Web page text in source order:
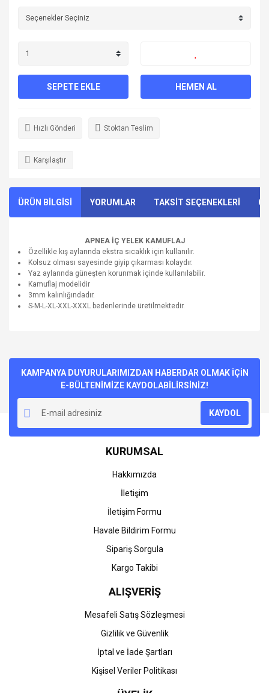
SEPETE EKLE HEMEN AL
Hızlı Gönderi Stoktan Teslim
Karşılaştır
ÜRÜN BİLGİSİ YORUMLAR TAKSİT SEÇENEKLERİ
APNEA İÇ YELEK KAMUFLAJ
Özellikle kış aylarında ekstra sıcaklık için kullanılır.
Kolsuz olması sayesinde giyip çıkarması kolaydır.
Yaz aylarında güneşten korunmak içinde kullanılabilir.
Kamuflaj modelidir
3mm kalınlığındadır.
S-M-L-XL-XXL-XXXL bedenlerinde üretilmektedir.
Yorum Yaz
kullanarak tarafımıza iletebilirsiniz.
Görüş ve önerileriniz için teşekkür ederiz.
Ürün resmi kalitesiz, bozuk veya görüntülenemiyor.
Ürün açıklamasında eksik bilgiler bulunuyor.
Ürün bilgilerinde hatalar bulunuyor.
Ürün fiyatı diğer sitelerden daha pahalı.
Gönder
KAMPANYA DUYURULARIMIZDAN HABERDAR OLMAK İÇİN
E-BÜLTENİMİZE KAYDOLABİLİRSİNİZ!
KAYDOL
KURUMSAL
Hakkımızda
İletişim
İletişim Formu
Havale Bildirim Formu
Sipariş Sorgula
Kargo Takibi
ALIŞVERİŞ
Mesafeli Satış Sözleşmesi
Gizlilik ve Güvenlik
İptal ve İade Şartları
Kişisel Veriler Politikası